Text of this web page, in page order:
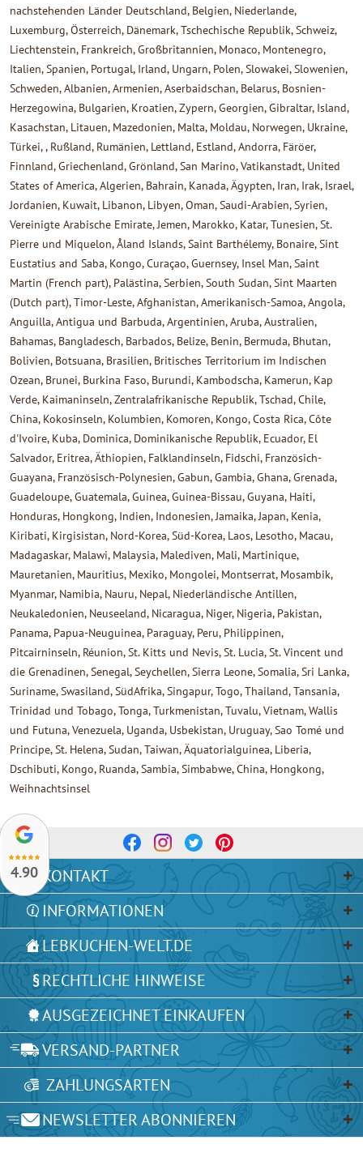
nachstehenden Länder Deutschland, Belgien, Niederlande,
Luxemburg, Österreich, Dänemark, Tschechische Republik, Schweiz,
Liechtenstein, Frankreich, Großbritannien, Monaco, Montenegro,
Italien, Spanien, Portugal, Irland, Ungarn, Polen, Slowakei, Slowenien,
Schweden, Albanien, Armenien, Aserbaidschan, Belarus, Bosnien-
Herzegowina, Bulgarien, Kroatien, Zypern, Georgien, Gibraltar, Island,
Kasachstan, Litauen, Mazedonien, Malta, Moldau, Norwegen, Ukraine,
Türkei, , Rußland, Rumänien, Lettland, Estland, Andorra, Färöer,
Finnland, Griechenland, Grönland, San Marino, Vatikanstadt, United
States of America, Algerien, Bahrain, Kanada, Ägypten, Iran, Irak, Israel,
Jordanien, Kuwait, Libanon, Libyen, Oman, Saudi-Arabien, Syrien,
Vereinigte Arabische Emirate, Jemen, Marokko, Katar, Tunesien, St.
Pierre und Miquelon, Åland Islands, Saint Barthélemy, Bonaire, Sint
Eustatius and Saba, Kongo, Curaçao, Guernsey, Insel Man, Saint
Martin (French part), Palästina, Serbien, South Sudan, Sint Maarten
(Dutch part), Timor-Leste, Afghanistan, Amerikanisch-Samoa, Angola,
Anguilla, Antigua und Barbuda, Argentinien, Aruba, Australien,
Bahamas, Bangladesch, Barbados, Belize, Benin, Bermuda, Bhutan,
Bolivien, Botsuana, Brasilien, Britisches Territorium im Indischen
Ozean, Brunei, Burkina Faso, Burundi, Kambodscha, Kamerun, Kap
Verde, Kaimaninseln, Zentralafrikanische Republik, Tschad, Chile,
China, Kokosinseln, Kolumbien, Komoren, Kongo, Costa Rica, Côte
d'Ivoire, Kuba, Dominica, Dominikanische Republik, Ecuador, El
Salvador, Eritrea, Äthiopien, Falklandinseln, Fidschi, Französich-
Guayana, Französisch-Polynesien, Gabun, Gambia, Ghana, Grenada,
Guadeloupe, Guatemala, Guinea, Guinea-Bissau, Guyana, Haiti,
Honduras, Hongkong, Indien, Indonesien, Jamaika, Japan, Kenia,
Kiribati, Kirgisistan, Nord-Korea, Süd-Korea, Laos, Lesotho, Macau,
Madagaskar, Malawi, Malaysia, Malediven, Mali, Martinique,
Mauretanien, Mauritius, Mexiko, Mongolei, Montserrat, Mosambik,
Myanmar, Namibia, Nauru, Nepal, Niederländische Antillen,
Neukaledonien, Neuseeland, Nicaragua, Niger, Nigeria, Pakistan,
Panama, Papua-Neuguinea, Paraguay, Peru, Philippinen,
Pitcairninseln, Réunion, St. Kitts und Nevis, St. Lucia, St. Vincent und
die Grenadinen, Senegal, Seychellen, Sierra Leone, Somalia, Sri Lanka,
Suriname, Swasiland, SüdAfrika, Singapur, Togo, Thailand, Tansania,
Trinidad und Tobago, Tonga, Turkmenistan, Tuvalu, Vietnam, Wallis
und Futuna, Venezuela, Uganda, Usbekistan, Uruguay, Sao Tomé und
Principe, St. Helena, Sudan, Taiwan, Äquatorialguinea, Liberia,
Dschibuti, Kongo, Ruanda, Sambia, Simbabwe, China, Hongkong,
Weihnachtsinsel
4.90 KONTAKT
INFORMATIONEN
LEBKUCHEN-WELT.DE
RECHTLICHE HINWEISE
AUSGEZEICHNET EINKAUFEN
VERSAND-PARTNER
ZAHLUNGSARTEN
NEWSLETTER ABONNIEREN